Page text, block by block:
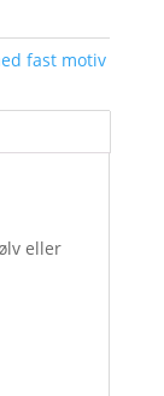
fast motiv
eller